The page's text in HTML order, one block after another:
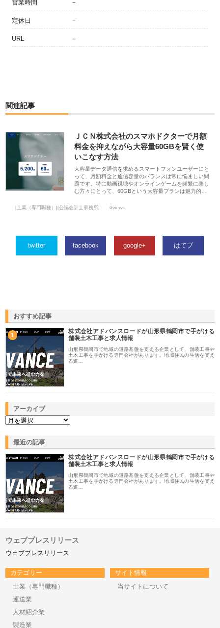
営業時間 －
定休日 －
URL －
関連記事
ＪＣＮ株式会社のスマホドクターで月額
料金を抑えながら大容量60GBを賢く使
いこなす方法
大容量データ通信を求めるスマートフォンユーザーにと
って、月額料金と通信容量のバランスは常に悩ましい問
題です。特に動画視聴やオンラインゲームを頻繁に楽し
む方々にとって、60GBという大容量プランは魅力的…
[士業（専門職種）][公認会計士事務所] 0views
twitter facebook google+ はてブ
おすすめ記事
1
株式会社アドバンスロードが山形県鶴岡市で手がける
舗装土木工事と求人情報
山形県鶴岡市で地域の道路基盤を支える企業として、舗装工事や
土木工事を手がける専門会社があります。地域住民の生活を支え
る道…
アーカイブ
最近の記事
株式会社アドバンスロードが山形県鶴岡市で手がける
舗装土木工事と求人情報
山形県鶴岡市で地域の道路基盤を支える企業として、舗装工事や
土木工事を手がける専門会社があります。地域住民の生活を支え
る道…
ウェブプレスリリース
ウェブプレスリリース
カテゴリー
士業（専門職種）
運送業
人材紹介業
製造業
サイト情報
当サイトについて